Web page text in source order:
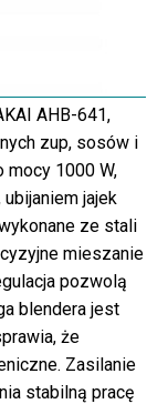
AHB-641,
zup, sosów i
mocy 1000 W,
jajek
ze stali
mieszanie
pozwolą
blendera jest
że
Zasilanie
stabilną pracę